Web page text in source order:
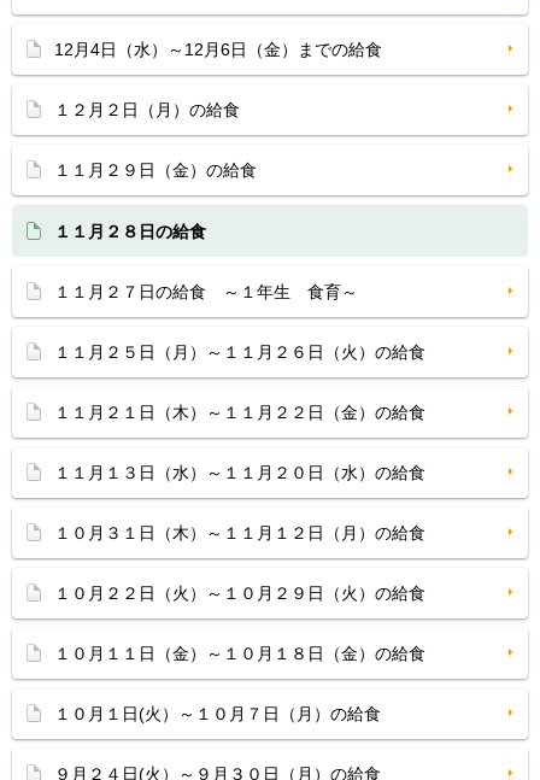
12月4日（水）～12月6日（金）までの給食
１２月２日（月）の給食
１１月２９日（金）の給食
１１月２８日の給食
１１月２７日の給食 ～１年生 食育～
１１月２５日（月）～１１月２６日（火）の給食
１１月２１日（木）～１１月２２日（金）の給食
１１月１３日（水）～１１月２０日（水）の給食
１０月３１日（木）～１１月１２日（月）の給食
１０月２２日（火）～１０月２９日（火）の給食
１０月１１日（金）～１０月１８日（金）の給食
１０月１日(火）～１０月７日（月）の給食
９月２４日(火）～９月３０日（月）の給食